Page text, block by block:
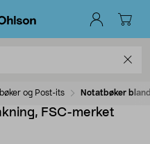
og Post-its Notatbøker
FSC-merket